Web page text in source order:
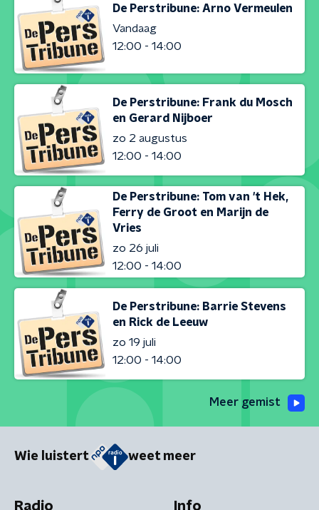
De Perstribune: Arno Vermeulen
Vandaag
12:00 - 14:00
De Perstribune: Frank du Mosch
en Gerard Nijboer
zo 2 augustus
12:00 - 14:00
De Perstribune: Tom van 't Hek,
Ferry de Groot en Marijn de
Vries
zo 26 juli
12:00 - 14:00
De Perstribune: Barrie Stevens
en Rick de Leeuw
zo 19 juli
12:00 - 14:00
Meer gemist
Wie luistert weet meer
Radio Info